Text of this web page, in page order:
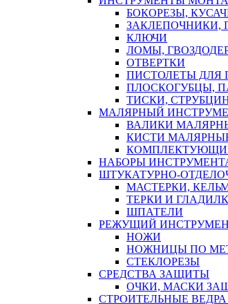
БОКОРЕЗЫ,
ЗАКЛЕПОЧНИКИ,
КЛЮЧИ
ЛОМЫ,
ОТВЕРТКИ
ПИСТОЛЕТЫ ДЛЯ
ПЛОСКОГУБЦЫ,
ТИСКИ,
МАЛЯРНЫЙ
ВАЛИКИ
КИСТИ
НАБОРЫ
ШТУКАТУРНО-
МАСТЕРКИ,
ТЕРКИ И
ШПАТЕЛИ
РЕЖУЩИЙ
НОЖИ
НОЖНИЦЫ ПО
СТЕКЛОРЕЗЫ
СРЕДСТВА ЗАЩИТЫ
ОЧКИ, МАСКИ
СТРОИТЕЛЬНЫЕ